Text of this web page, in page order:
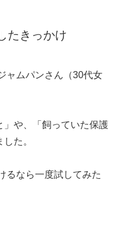
たきっかけ
ャムパンさん（30代女
」や、「飼っていた保護
た。
るなら一度試してみた